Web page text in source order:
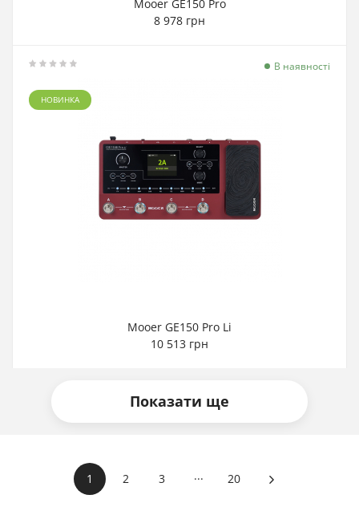
Mooer GE150 Pro
8 978 грн
НОВИНКА
В наявності
Mooer GE150 Pro Li
10 513 грн
Показати ще
1 2 3 ... 20